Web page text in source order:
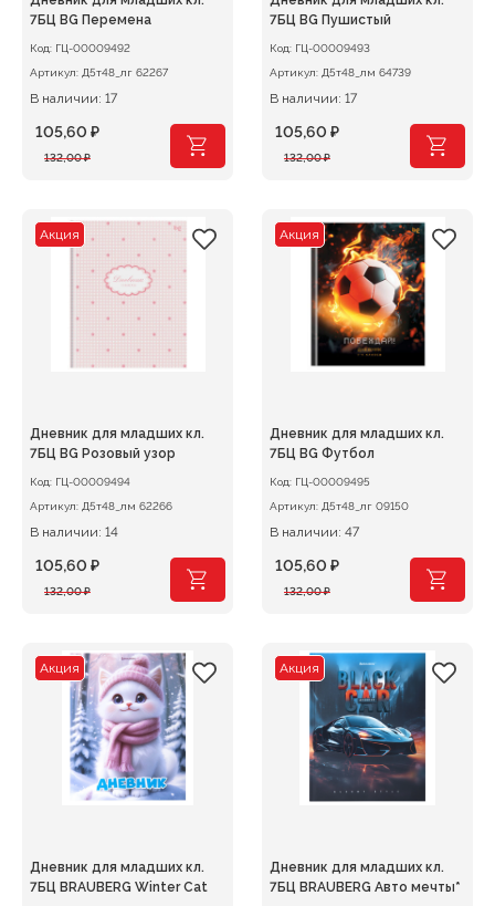
7БЦ BG Перемена
Код: ГЦ-00009492
Артикул: Д5т48_лг 62267
В наличии: 17
132,00₽
Первоначальная
132,00 ₽.
105,60 ₽
Текущая
7БЦ BG Пушистый
Код: ГЦ-00009493
Артикул: Д5т48_лм 64739
В наличии: 17
132,00₽
Первоначальная
132,00 ₽.
105,60 ₽
Текущая
Акция
Дневник для младших кл.
7БЦ BG Розовый узор
Код: ГЦ-00009494
Артикул: Д5т48_лм 62266
В наличии: 14
132,00₽
Первоначальная
132,00 ₽.
105,60 ₽
Текущая
Акция
Дневник для младших кл.
7БЦ BG Футбол
Код: ГЦ-00009495
Артикул: Д5т48_лг 09150
В наличии: 47
132,00₽
Первоначальная
132,00 ₽.
105,60 ₽
Текущая
Акция
Дневник для младших кл.
7БЦ BRAUBERG Winter Cat
Акция
Дневник для младших кл.
7БЦ BRAUBERG Авто мечты*